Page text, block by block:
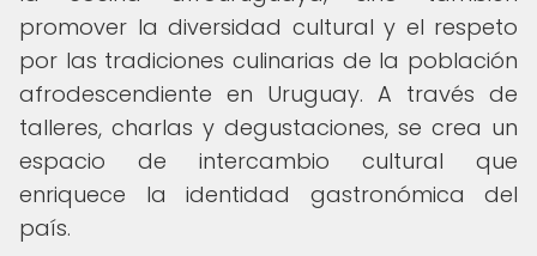
promover la diversidad cultural y el respeto
por las tradiciones culinarias de la población
afrodescendiente en Uruguay. A través de
talleres, charlas y degustaciones, se crea un
espacio de intercambio cultural que
enriquece la identidad gastronómica del
país.